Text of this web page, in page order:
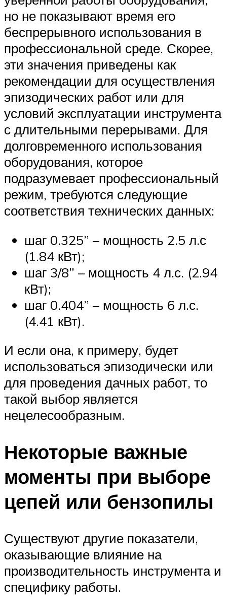
но не показывают время его
беспрерывного использования в
профессиональной среде. Скорее,
эти значения приведены как
рекомендации для осуществления
эпизодических работ или для
условий эксплуатации инструмента
с длительными перерывами. Для
долговременного использования
оборудования, которое
подразумевает профессиональный
режим, требуются следующие
соответствия технических данных:
шаг 0.325” – мощность 2.5 л.с
(1.84 кВт);
шаг 3/8” – мощность 4 л.с. (2.94
кВт);
шаг 0.404” – мощность 6 л.с.
(4.41 кВт).
И если она, к примеру, будет
использоваться эпизодически или
для проведения дачных работ, то
такой выбор является
нецелесообразным.
Некоторые важные
моменты при выборе
цепей или бензопилы
Существуют другие показатели,
оказывающие влияние на
производительность инструмента и
специфику работы.